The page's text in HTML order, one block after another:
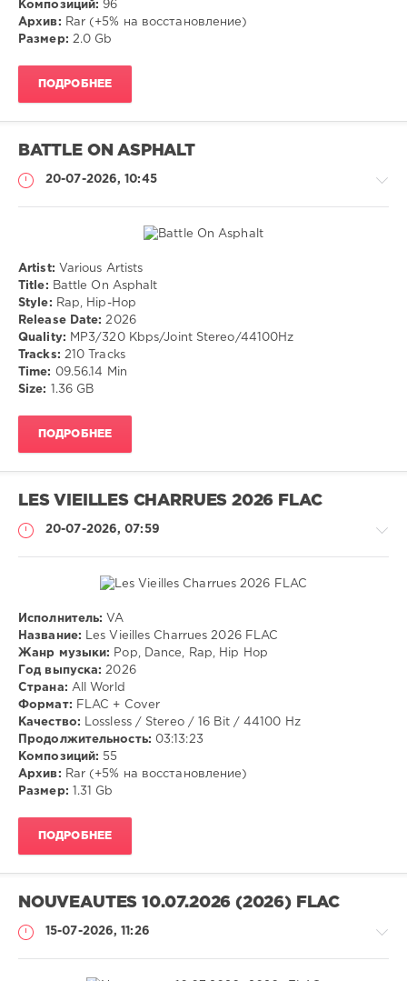
Hop
Rap
Композиций: 96
Архив: Rar (+5% на восстановление)
Размер: 2.0 Gb
ПОДРОБНЕЕ
BATTLE ON ASPHALT
20-07-2026, 10:45
Музыка
drakon-
55
40
Hop
Artist: Various Artists
Title: Battle On Asphalt
Style: Rap, Hip-Hop
Release Date: 2026
Quality: MP3/320 Kbps/Joint Stereo/44100Hz
Tracks: 210 Tracks
Time: 09.56.14 Min
Size:
1.36 GB
ПОДРОБНЕЕ
LES VIEILLES CHARRUES 2026 FLAC
20-07-2026, 07:59
Музыка
VANGOG19
Rap
Исполнитель: VA
Название: Les Vieilles Charrues 2026 FLAC
Жанр музыки:
Pop, Dance, Rap, Hip Hop
Год выпуска: 2026
Страна: All World
Формат: FLAC + Cover
Качество: Lossless / Stereo / 16 Bit / 44100 Hz
Продолжительность: 03:13:23
Композиций: 55
Архив: Rar (+5% на восстановление)
Размер: 1.31 Gb
ПОДРОБНЕЕ
NOUVEAUTES 10.07.2026 (2026) FLAC
15-07-2026, 11:26